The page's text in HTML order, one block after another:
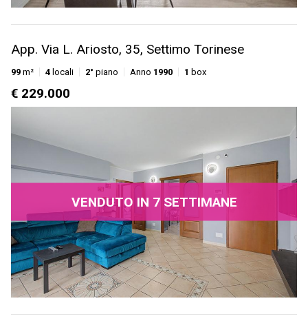
App. Via L. Ariosto, 35, Settimo Torinese
99 m² 4 locali 2° piano Anno 1990 1 box
€ 229.000
VENDUTO IN 7 SETTIMANE